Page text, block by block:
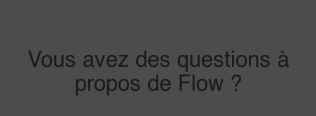
Vous avez des questions à
propos de Flow ?